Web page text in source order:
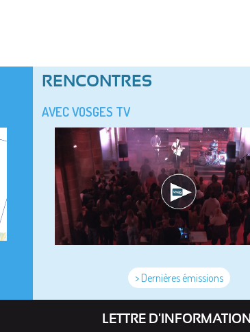
RENCONTRES
AVEC VOSGES TV
> Dernières émissions
LETTRE D'INFORMATION